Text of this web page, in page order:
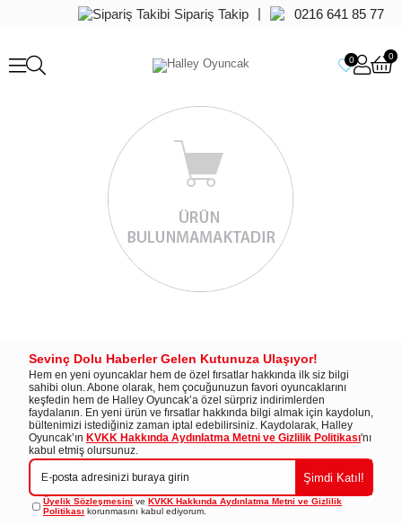
Sipariş Takip | 0216 641 85 77
0 0
Sevinç Dolu Haberler Gelen Kutunuza Ulaşıyor!
Hem en yeni oyuncaklar hem de özel fırsatlar hakkında ilk siz bilgi
sahibi olun. Abone olarak, hem çocuğunuzun favori oyuncaklarını
keşfedin hem de Halley Oyuncak’a özel sürpriz indirimlerden
faydalanın. En yeni ürün ve fırsatlar hakkında bilgi almak için kaydolun,
bültenimizi istediğiniz zaman iptal edebilirsiniz. Kaydolarak, Halley
Oyuncak’ın KVKK Hakkında Aydınlatma Metni ve Gizlilik Politikası'nı
kabul etmiş olursunuz.
Şimdi Katıl!
Üyelik Sözleşmesini veKVKK Hakkında Aydınlatma Metni ve Gizlilik
Politikası korunmasını kabul ediyorum.